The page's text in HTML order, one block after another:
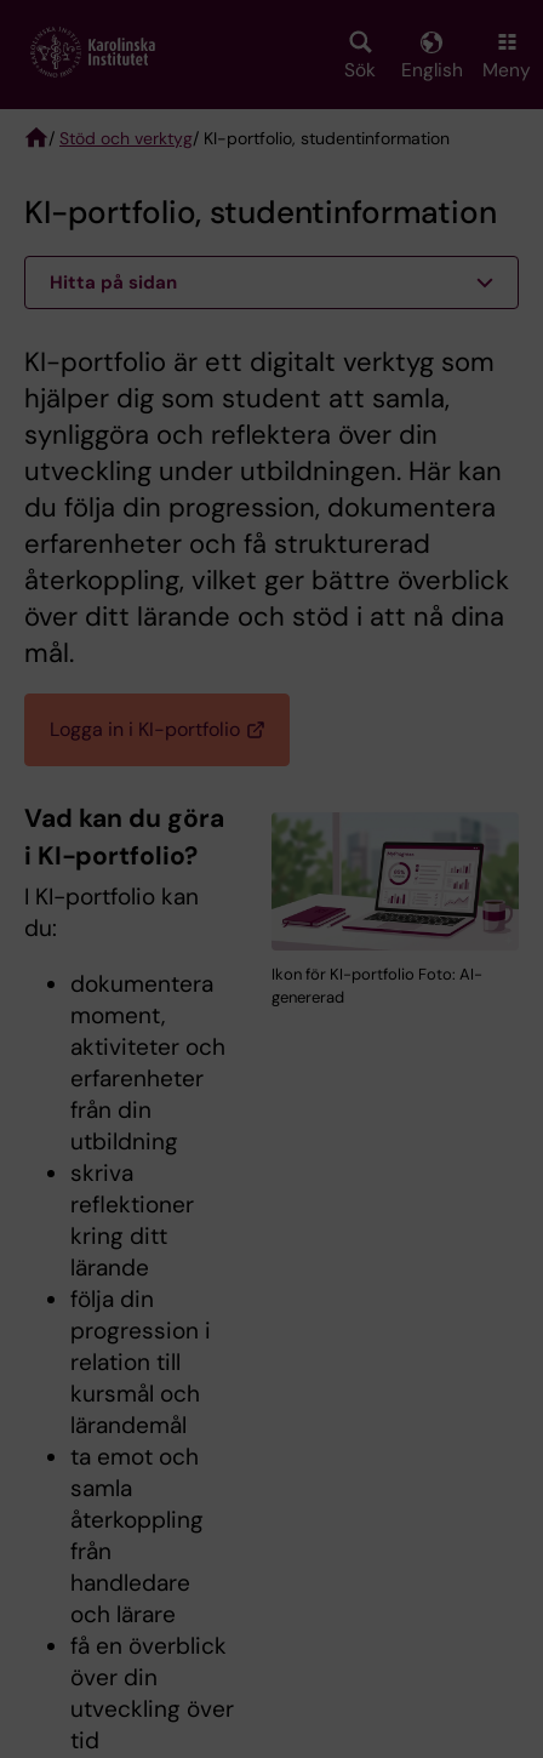
main
Sök English Meny
/ Stöd och verktyg/ KI-portfolio, studentinformation
KI-portfolio, studentinformation
Hitta på sidan
KI-portfolio är ett digitalt verktyg som
hjälper dig som student att samla,
synliggöra och reflektera över din
utveckling under utbildningen. Här kan
du följa din progression, dokumentera
erfarenheter och få strukturerad
återkoppling, vilket ger bättre överblick
över ditt lärande och stöd i att nå dina
mål.
Logga in i KI-portfolio
Ikon för KI-portfolio Foto: AI-
genererad
Vad kan du göra
i KI-portfolio?
I KI-portfolio kan
du:
dokumentera
moment,
aktiviteter och
erfarenheter
från din
utbildning
skriva
reflektioner
kring ditt
lärande
följa din
progression i
relation till
kursmål och
lärandemål
ta emot och
samla
återkoppling
från
handledare
och lärare
få en överblick
över din
utveckling över
tid